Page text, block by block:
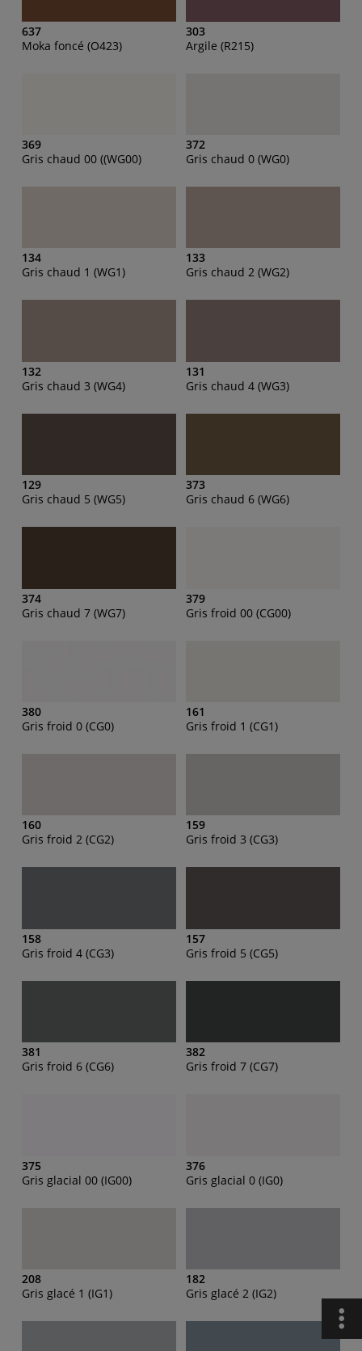
637
Moka foncé (O423)
303
Argile (R215)
369
Gris chaud 00 ((WG00)
372
Gris chaud 0 (WG0)
134
Gris chaud 1 (WG1)
133
Gris chaud 2 (WG2)
132
Gris chaud 3 (WG4)
131
Gris chaud 4 (WG3)
129
Gris chaud 5 (WG5)
373
Gris chaud 6 (WG6)
374
Gris chaud 7 (WG7)
379
Gris froid 00 (CG00)
380
Gris froid 0 (CG0)
161
Gris froid 1 (CG1)
160
Gris froid 2 (CG2)
159
Gris froid 3 (CG3)
158
Gris froid 4 (CG3)
157
Gris froid 5 (CG5)
381
Gris froid 6 (CG6)
382
Gris froid 7 (CG7)
375
Gris glacial 00 (IG00)
376
Gris glacial 0 (IG0)
208
Gris glacé 1 (IG1)
182
Gris glacé 2 (IG2)